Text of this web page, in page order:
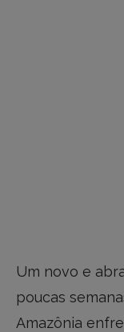
Um novo e
poucas
Amazônia